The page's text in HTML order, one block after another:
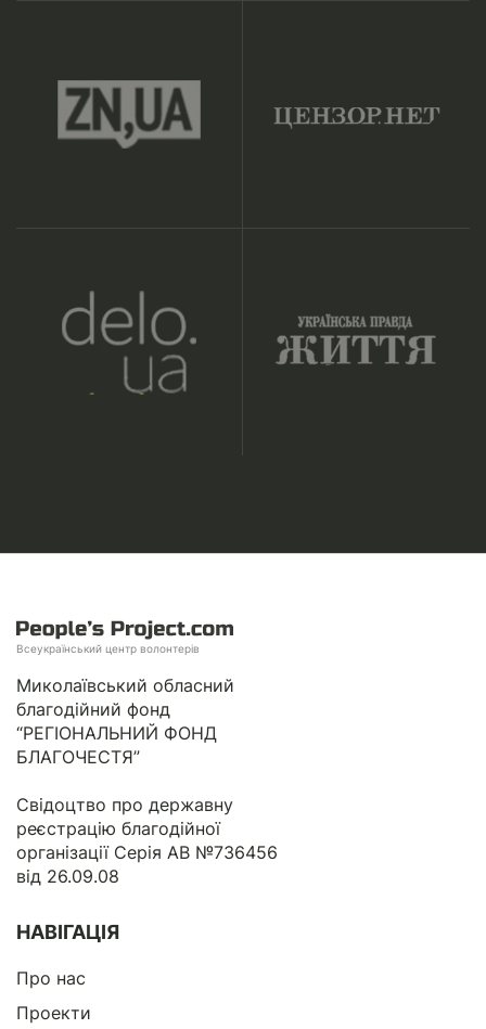
Всеукраїнський центр волонтерів
Миколаївський обласний
благодійний фонд
“РЕГІОНАЛЬНИЙ ФОНД
БЛАГОЧЕСТЯ”
Свідоцтво про державну
реєстрацію благодійної
організації Серія АВ №736456
від 26.09.08
НАВІГАЦІЯ
Про нас
Проекти